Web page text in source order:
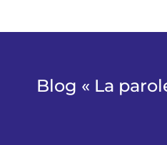
Blog « La